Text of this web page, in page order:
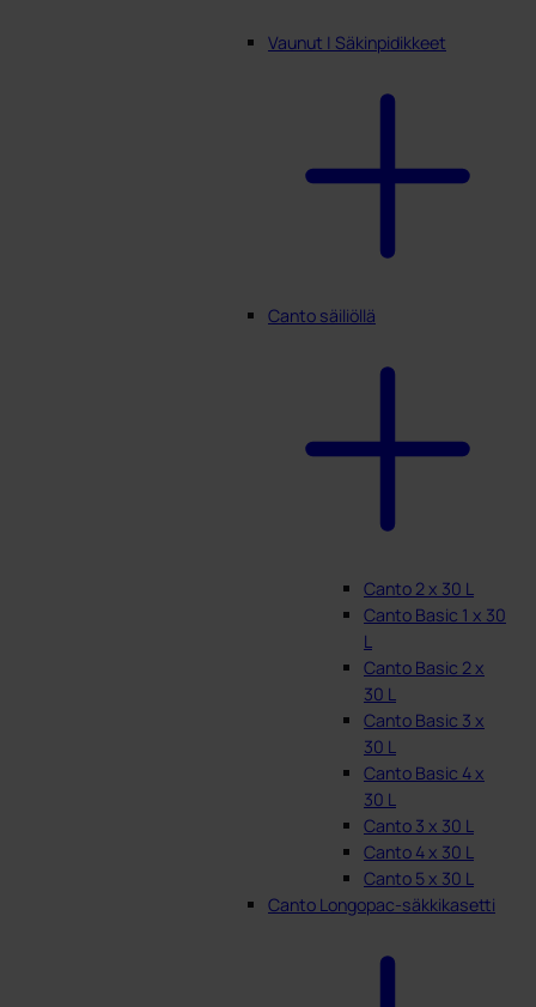
Vaunut | Säkinpidikkeet
Canto säiliöllä
Canto 2 x 30 L
Canto Basic 1 x 30
L
Canto Basic 2 x
30 L
Canto Basic 3 x
30 L
Canto Basic 4 x
30 L
Canto 3 x 30 L
Canto 4 x 30 L
Canto 5 x 30 L
Canto Longopac-säkkikasetti